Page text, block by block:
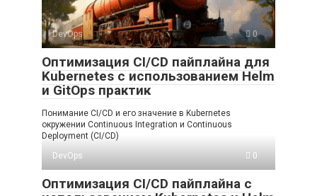
DevOps 0
Оптимизация CI/CD пайплайна для
Kubernetes с использованием Helm
и GitOps практик
Понимание CI/CD и его значение в Kubernetes
окружении Continuous Integration и Continuous
Deployment (CI/CD)
DevOps
0
Оптимизация CI/CD пайплайна с